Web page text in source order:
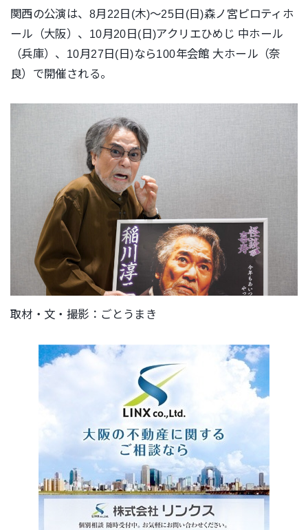
関西の公演は、8月22日(木)〜25日(日)森ノ宮ピロティホ
ール（大阪）、10月20日(日)アクリエひめじ 中ホール
（兵庫）、10月27日(日)なら100年会館 大ホール（奈
良）で開催される。
取材・文・撮影：ごとうまき